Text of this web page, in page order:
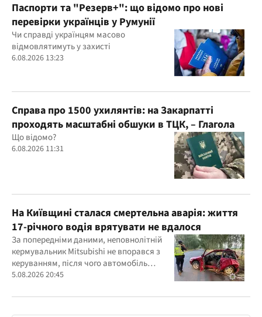
Паспорти та "Резерв+": що відомо про нові
перевірки українців у Румунії
Чи справді українцям масово
відмовлятимуть у захисті
6.08.2026 13:23
Справа про 1500 ухилянтів: на Закарпатті
проходять масштабні обшуки в ТЦК, – Глагола
Що відомо?
6.08.2026 11:31
На Київщині сталася смертельна аварія: життя
17-річного водія врятувати не вдалося
За попередніми даними, неповнолітній
кермувальник Mitsubishi не впорався з
керуванням, після чого автомобіль
врізався у дерево
5.08.2026 20:45